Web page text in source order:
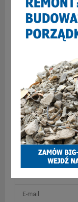
Podawał się za
zabrzankę na 90
SKOMENTUJ